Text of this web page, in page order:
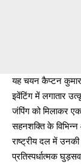
यह चयन कैप्टन कुमार
इवेंटिंग में लगातार
जंपिंग को मिलाकर
सहनशक्ति के
राष्ट्रीय दल में उनकी
प्रतिस्पर्धात्मक